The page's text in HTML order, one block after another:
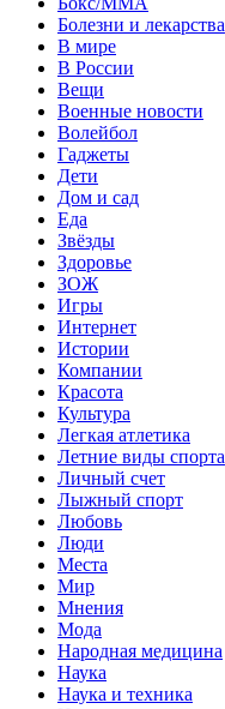
Болезни и лекарства
В мире
В России
Вещи
Военные новости
Волейбол
Гаджеты
Дети
Дом и сад
Еда
Звёзды
Здоровье
ЗОЖ
Игры
Интернет
Истории
Компании
Красота
Культура
Легкая атлетика
Летние виды спорта
Личный счет
Лыжный спорт
Любовь
Люди
Места
Мир
Мнения
Мода
Народная медицина
Наука
Наука и техника